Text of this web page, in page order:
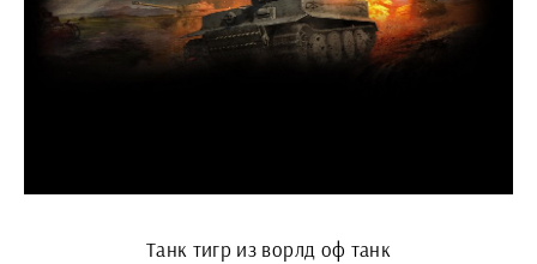
Танк тигр из ворлд оф танк